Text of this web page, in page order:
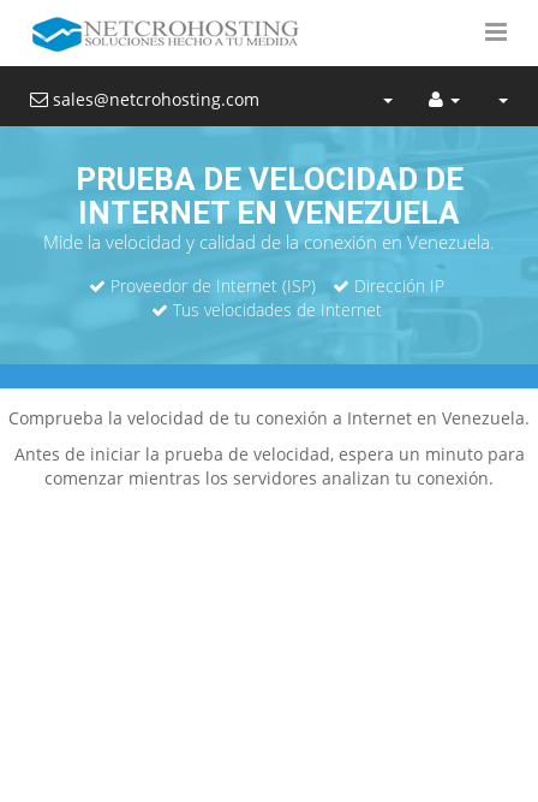
sales@netcrohosting.com
PRUEBA DE VELOCIDAD DE
INTERNET EN VENEZUELA
Mide la velocidad y calidad de la conexión en Venezuela.
Proveedor de Internet (ISP)
Dirección IP
Tus velocidades de Internet
Comprueba la velocidad de tu conexión a Internet en Venezuela.
Antes de iniciar la prueba de velocidad, espera un minuto para
comenzar mientras los servidores analizan tu conexión.